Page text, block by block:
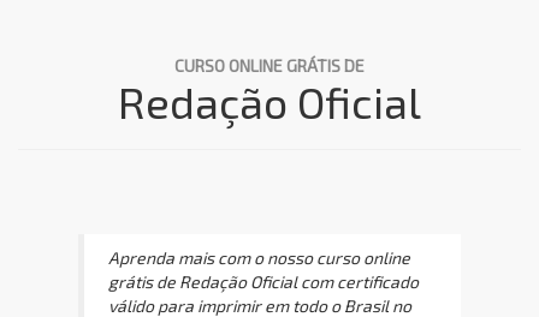
CURSO ONLINE GRÁTIS DE
Redação Oficial
Aprenda mais com o nosso curso online
grátis de Redação Oficial com certificado
válido para imprimir em todo o Brasil no